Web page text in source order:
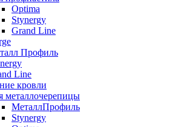
Optima
Stynergy
Grand Line
Профиль
Line
кровли
металлочерепицы
МеталлПрофиль
Stynergy